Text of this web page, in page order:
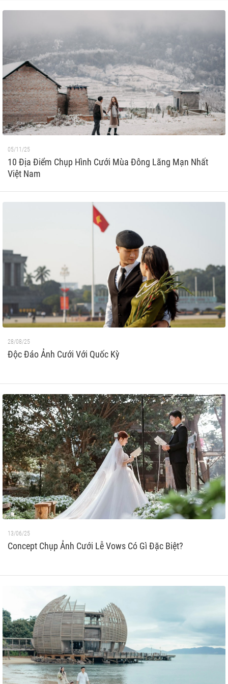
05/11/25
10 Địa Điểm Chụp Hình Cưới Mùa Đông Lãng Mạn Nhất
Việt Nam
28/08/25
Độc Đáo Ảnh Cưới Với Quốc Kỳ
13/06/25
Concept Chụp Ảnh Cưới Lễ Vows Có Gì Đặc Biệt?